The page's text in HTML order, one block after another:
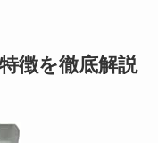
徴を徹底解説